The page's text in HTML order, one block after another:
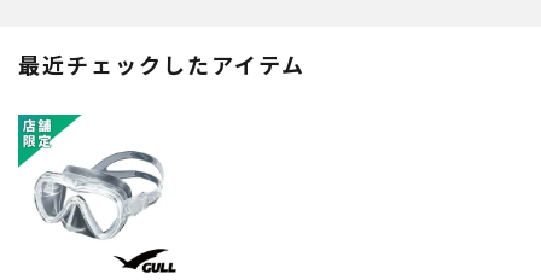
最近チェックしたアイテム